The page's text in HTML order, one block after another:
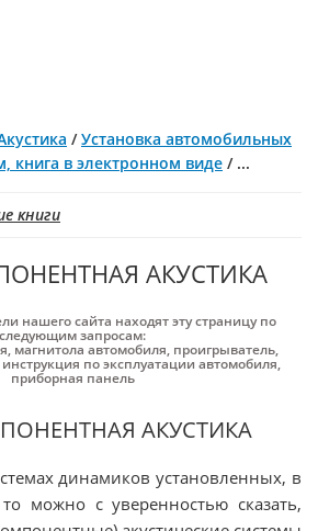
/Установка автомобильных
книга в электронном виде / ...
книги
АКУСТИКА
нашего сайта находят эту страницу по
следующим запросам:
, магнитола автомобиля, проигрыватель,
инструкция по эксплуатации автомобиля,
приборная панель
АКУСТИКА
динамиков установленных, в
можно с уверенностью сказать,